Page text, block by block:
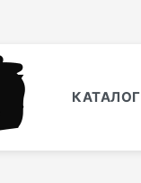
КАТАЛОГ